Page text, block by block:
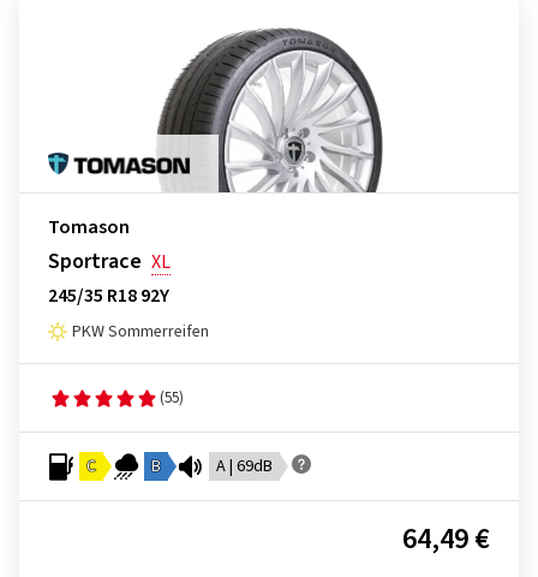
Tomason
Sportrace XL
245/35 R18 92Y
PKW Sommerreifen
(55)
C B A | 69dB
64,49 €